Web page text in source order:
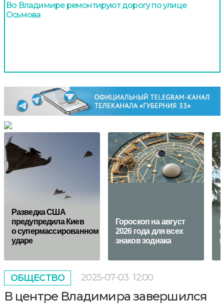
Во Владимире ремонтируют дорогу по улице
Осьмова
Разведка США
предупредила Киев
о супермассированном
ударе
Гороскоп на август
2026 года для всех
знаков зодиака
ОБЩЕСТВО 2025-07-03 12:00
В центре Владимира завершился